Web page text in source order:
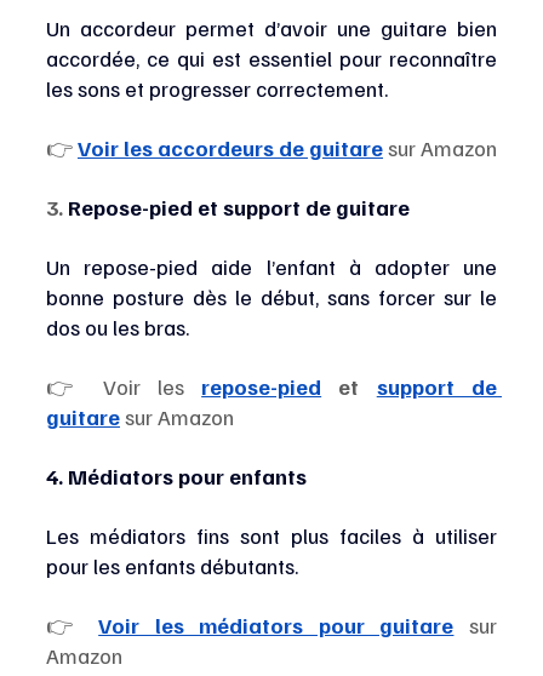
Un accordeur permet d’avoir une guitare bien
accordée, ce qui est essentiel pour reconnaître
les sons et progresser correctement.
👉 Voir les accordeurs de guitare sur Amazon
3. Repose-pied et support de guitare
Un repose-pied aide l’enfant à adopter une
bonne posture dès le début, sans forcer sur le
dos ou les bras.
👉 Voir les repose-pied et support de
guitare sur Amazon
4. Médiators pour enfants
Les médiators fins sont plus faciles à utiliser
pour les enfants débutants.
👉 Voir les médiators pour guitare sur
Amazon